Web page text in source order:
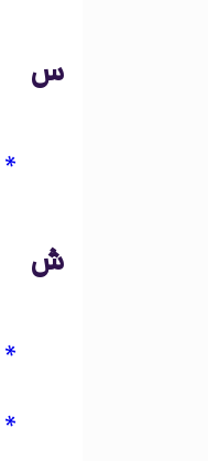
س
ش